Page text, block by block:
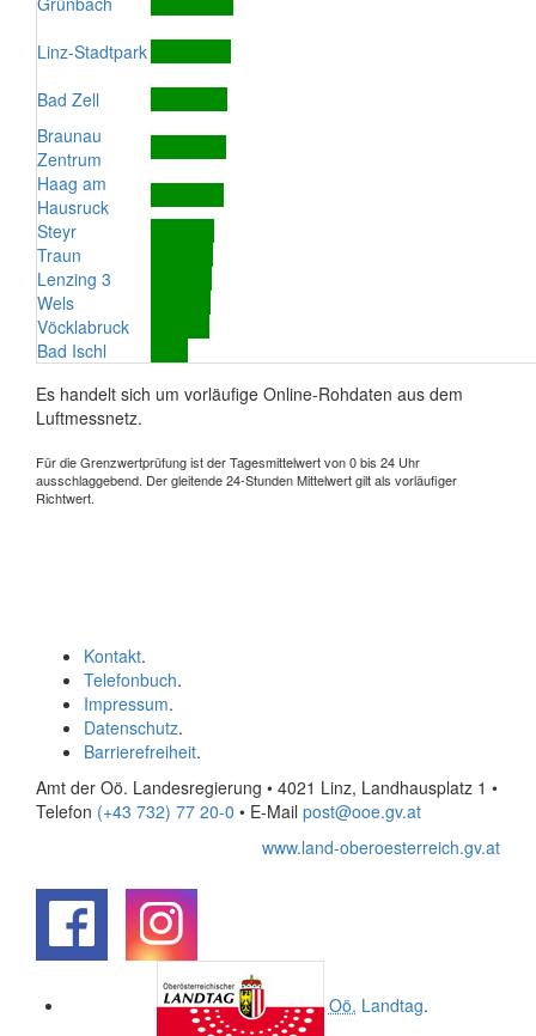
Linz-Stadtpark
Bad Zell
Braunau
Zentrum
Haag am
Hausruck
Steyr
Traun
Lenzing 3
Wels
Vöcklabruck
Bad Ischl
Es handelt sich um vorläufige Online-Rohdaten aus dem
Luftmessnetz.
Für die Grenzwertprüfung ist der Tagesmittelwert von 0 bis 24 Uhr
ausschlaggebend. Der gleitende 24-Stunden Mittelwert gilt als vorläufiger
Richtwert.
Kontakt.
Telefonbuch.
Impressum.
Datenschutz.
Barrierefreiheit.
Amt der Oö. Landesregierung • 4021 Linz, Landhausplatz 1 •
Telefon (+43 732) 77 20-0 • E-Mail post@ooe.gv.at
www.land-oberoesterreich.gv.at
Oö. Landtag.